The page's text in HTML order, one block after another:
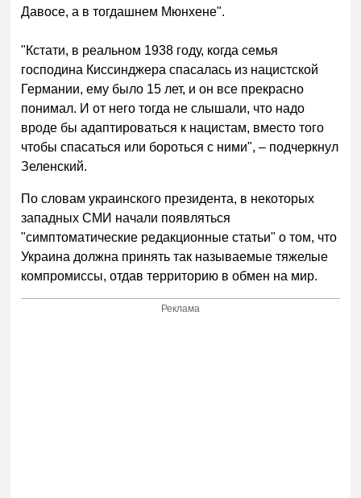
Давосе, а в тогдашнем Мюнхене".
"Кстати, в реальном 1938 году, когда семья
господина Киссинджера спасалась из нацистской
Германии, ему было 15 лет, и он все прекрасно
понимал. И от него тогда не слышали, что надо
вроде бы адаптироваться к нацистам, вместо того
чтобы спасаться или бороться с ними", – подчеркнул
Зеленский.
По словам украинского президента, в некоторых
западных СМИ начали появляться
"симптоматические редакционные статьи" о том, что
Украина должна принять так называемые тяжелые
компромиссы, отдав территорию в обмен на мир.
Реклама